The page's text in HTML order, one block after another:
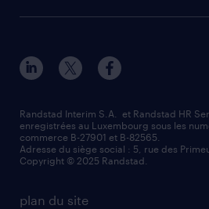
plan du site
Randstad Interim S.A. et Randstad HR
enregistrées au Luxembourg sous les
commerce B-27901 et B-82565.
Adresse du siège social : 5, rue des
Copyright © 2025 Randstad.